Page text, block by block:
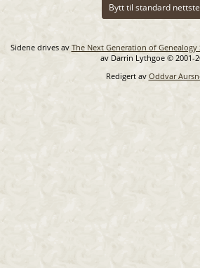
Bytt til standard
Sidene drives av The Next Generation of
av Darrin Lythgoe © 2001-
Redigert av Oddvar